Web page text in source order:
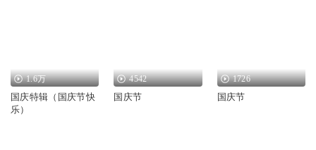
1.6万
国庆特辑（国庆节快
乐）
4542
国庆节
1726
国庆节